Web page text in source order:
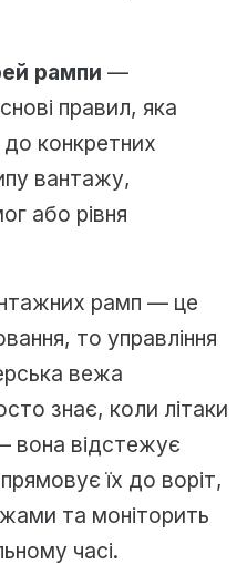
рампи —
правил, яка
конкретних
вантажу,
або рівня
рамп — це
то управління
вежа
знає, коли літаки
вона відстежує
їх до воріт,
та моніторить
часі.